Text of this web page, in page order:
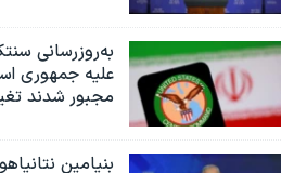
به‌روزرسانی
مجبور شدند
بنیامین